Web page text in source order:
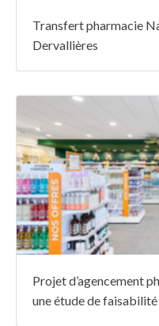
Transfert pharmacie
Dervallières
Projet d’agencement
une étude de faisabilité